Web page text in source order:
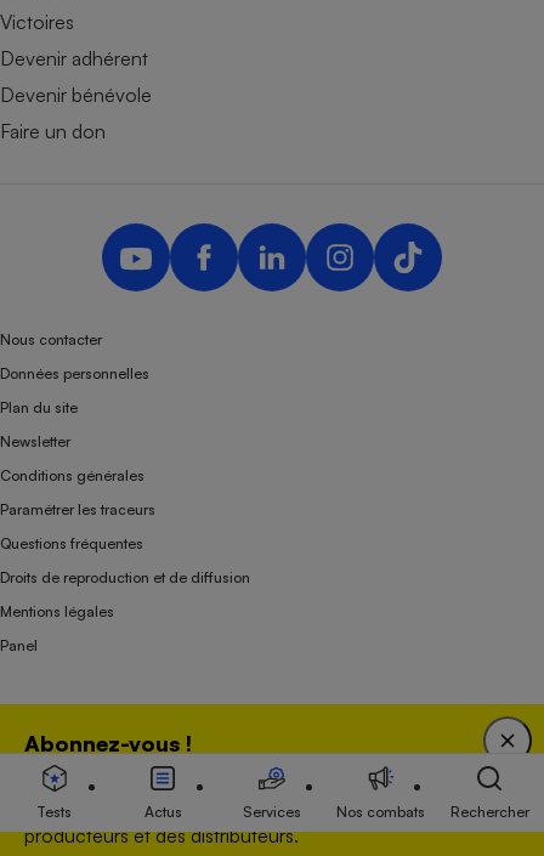
Abonnez-vous !
Bénéficiez d'une expertise unique tout en soutenant
une association 100 % indépendante de l'Etat, des
producteurs et des distributeurs.
Victoires
Devenir adhérent
Devenir bénévole
Faire un don
Nous contacter
Données personnelles
Plan du site
Newsletter
Conditions générales
Paramétrer les traceurs
Questions fréquentes
Droits de reproduction et de diffusion
Mentions légales
Panel
Association indépendante de l’État, des syndicats, des producteurs et des
distributeurs depuis 1951.
Tests Actus Services Nos combats Rechercher